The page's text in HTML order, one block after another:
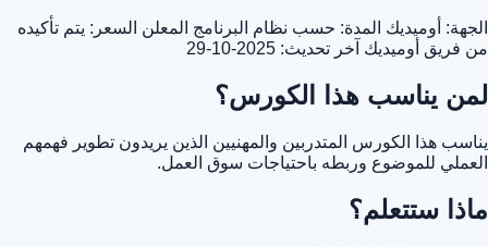
الجهة: أوميديك المدة: حسب نظام البرنامج المعلن السعر: يتم تأكيده
من فريق أوميديك آخر تحديث: 2025-10-29
لمن يناسب هذا الكورس؟
يناسب هذا الكورس المتدربين والمهنيين الذين يريدون تطوير فهمهم
العملي للموضوع وربطه باحتياجات سوق العمل.
ماذا ستتعلم؟